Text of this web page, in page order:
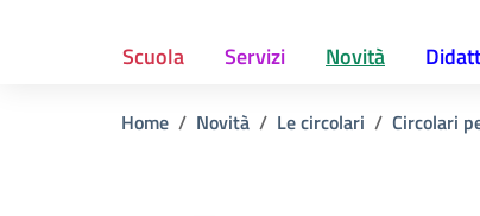
Scuola Servizi Novità
Home Novità Le circolari Circolari